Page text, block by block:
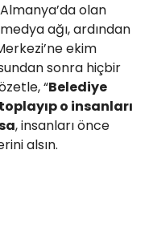
olan
ağı, ardından
ekim
sonra hiçbir
“Belediye
o insanları
, insanları önce
alsın.